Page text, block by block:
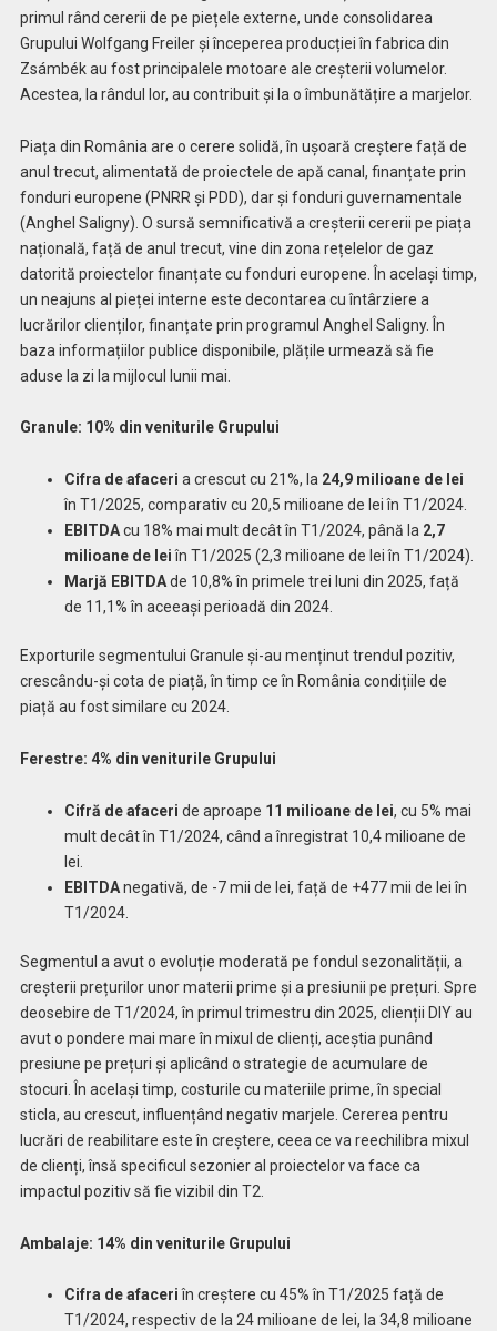
primul rând cererii de pe piețele externe, unde consolidarea
Grupului Wolfgang Freiler și începerea producției în fabrica din
Zsámbék au fost principalele motoare ale creșterii volumelor.
Acestea, la rândul lor, au contribuit și la o îmbunătățire a marjelor.
Piața din România are o cerere solidă, în ușoară creștere față de
anul trecut, alimentată de proiectele de apă canal, finanțate prin
fonduri europene (PNRR și PDD), dar și fonduri guvernamentale
(Anghel Saligny). O sursă semnificativă a creșterii cererii pe piața
națională, față de anul trecut, vine din zona rețelelor de gaz
datorită proiectelor finanțate cu fonduri europene. În același timp,
un neajuns al pieței interne este decontarea cu întârziere a
lucrărilor clienților, finanțate prin programul Anghel Saligny. În
baza informațiilor publice disponibile, plățile urmează să fie
aduse la zi la mijlocul lunii mai.
Granule: 10% din veniturile Grupului
Cifra de afaceri a crescut cu 21%, la 24,9 milioane de lei
în T1/2025, comparativ cu 20,5 milioane de lei în T1/2024.
EBITDAcu 18% mai mult decât în T1/2024, până la 2,7
milioane de leiîn T1/2025 (2,3 milioane de lei în T1/2024).
Marjă EBITDAde 10,8% în primele trei luni din 2025, față
de 11,1% în aceeași perioadă din 2024.
Exporturile segmentului Granule și-au menținut trendul pozitiv,
crescându-și cota de piață, în timp ce în România condițiile de
piață au fost similare cu 2024.
Ferestre: 4% din veniturile Grupului
Cifră de afaceri de aproape 11 milioane de lei, cu 5% mai
mult decât în T1/2024, când a înregistrat 10,4 milioane de
lei.
EBITDAnegativă, de -7 mii de lei, față de +477 mii de lei în
T1/2024.
Segmentul a avut o evoluție moderată pe fondul sezonalității, a
creșterii prețurilor unor materii prime și a presiunii pe prețuri. Spre
deosebire de T1/2024, în primul trimestru din 2025, clienții DIY au
avut o pondere mai mare în mixul de clienți, aceștia punând
presiune pe prețuri și aplicând o strategie de acumulare de
stocuri. În același timp, costurile cu materiile prime, în special
sticla, au crescut, influențând negativ marjele. Cererea pentru
lucrări de reabilitare este în creștere, ceea ce va reechilibra mixul
de clienți, însă specificul sezonier al proiectelor va face ca
impactul pozitiv să fie vizibil din T2.
Ambalaje: 14% din veniturile Grupului
Cifra de afaceriîn creștere cu 45% în T1/2025 față de
T1/2024, respectiv de la 24 milioane de lei, la 34,8 milioane